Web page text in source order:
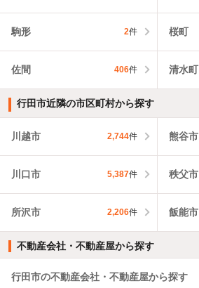
駒形 2件 桜町
佐間 406件 清水町
行田市近隣の市区町村から探す
川越市 2,744件 熊谷市
川口市 5,387件 秩父市
所沢市 2,206件 飯能市
不動産会社・不動産屋から探す
行田市の不動産会社・不動産屋から探す